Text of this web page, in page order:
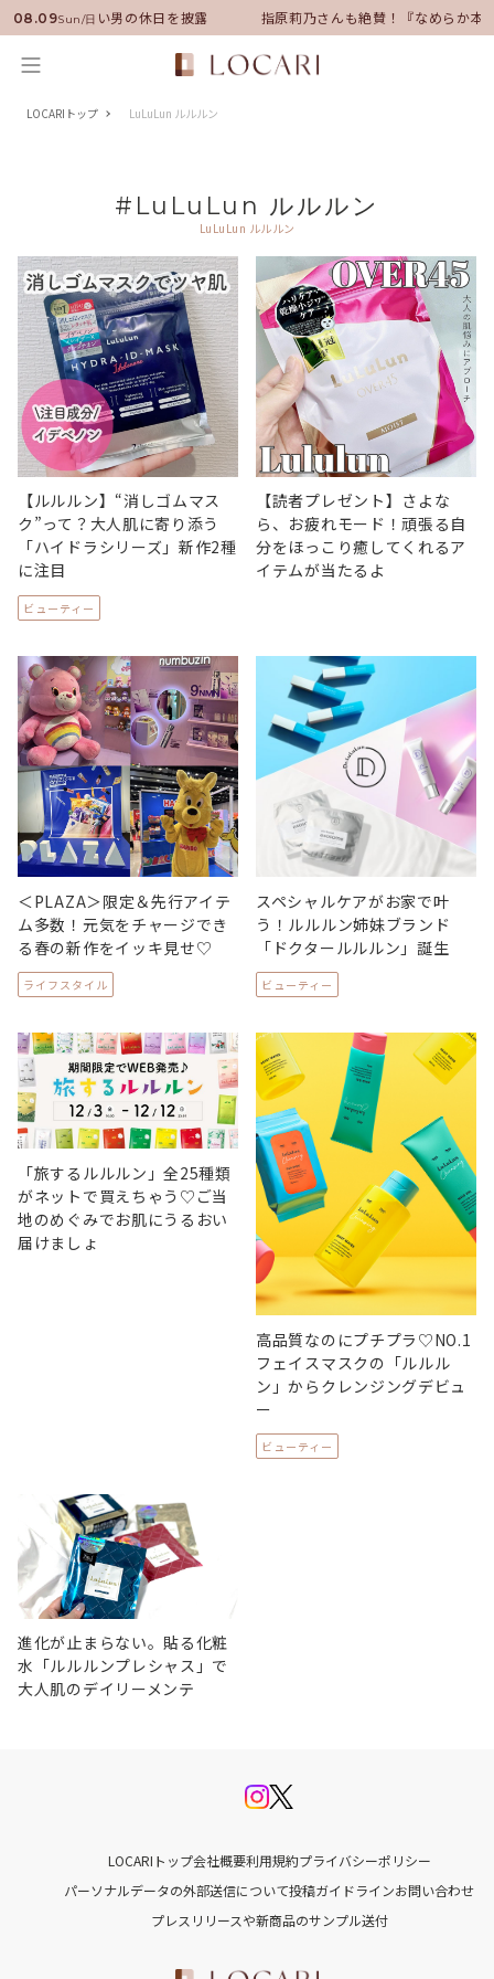
08.09Sun/日
ーに就任！いい男の休日を披露 指原莉乃さんも絶賛！『なめらか本
LOCARIトップ LuLuLun ルルルン
#LuLuLun ルルルン
LuLuLun ルルルン
【ルルルン】“消しゴムマス
ク”って？大人肌に寄り添う
「ハイドラシリーズ」新作2種
に注目
ビューティー
【読者プレゼント】さよな
ら、お疲れモード！頑張る自
分をほっこり癒してくれるア
イテムが当たるよ
＜PLAZA＞限定＆先行アイテ
ム多数！元気をチャージでき
る春の新作をイッキ見せ♡
ライフスタイル
スペシャルケアがお家で叶
う！ルルルン姉妹ブランド
「ドクタールルルン」誕生
ビューティー
「旅するルルルン」全25種類
がネットで買えちゃう♡ご当
地のめぐみでお肌にうるおい
届けましょ
高品質なのにプチプラ♡NO.1
フェイスマスクの「ルルル
ン」からクレンジングデビュ
ー
ビューティー
進化が止まらない。貼る化粧
水「ルルルンプレシャス」で
大人肌のデイリーメンテ
LOCARIトップ会社概要利用規約プライバシーポリシー
パーソナルデータの外部送信について投稿ガイドラインお問い合わせ
プレスリリースや新商品のサンプル送付